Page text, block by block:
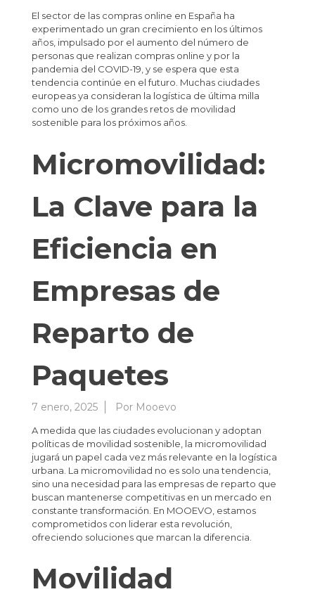
El sector de las compras online en España ha
experimentado un gran crecimiento en los últimos
años, impulsado por el aumento del número de
personas que realizan compras online y por la
pandemia del COVID-19, y se espera que esta
tendencia continúe en el futuro. Muchas ciudades
europeas ya consideran la logística de última milla
como uno de los grandes retos de movilidad
sostenible para los próximos años.
Micromovilidad:
La Clave para la
Eficiencia en
Empresas de
Reparto de
Paquetes
7 enero, 2025 Por Mooevo
A medida que las ciudades evolucionan y adoptan
políticas de movilidad sostenible, la micromovilidad
jugará un papel cada vez más relevante en la logística
urbana. La micromovilidad no es solo una tendencia,
sino una necesidad para las empresas de reparto que
buscan mantenerse competitivas en un mercado en
constante transformación. En MOOEVO, estamos
comprometidos con liderar esta revolución,
ofreciendo soluciones que marcan la diferencia.
Movilidad